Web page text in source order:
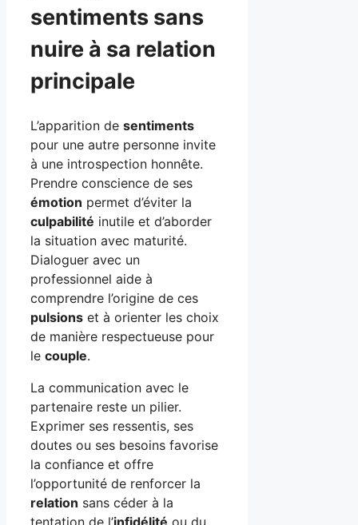
sentiments sans
nuire à sa relation
principale
L’apparition de sentiments
pour une autre personne invite
à une introspection honnête.
Prendre conscience de ses
émotion permet d’éviter la
culpabilité inutile et d’aborder
la situation avec maturité.
Dialoguer avec un
professionnel aide à
comprendre l’origine de ces
pulsions et à orienter les choix
de manière respectueuse pour
le couple.
La communication avec le
partenaire reste un pilier.
Exprimer ses ressentis, ses
doutes ou ses besoins favorise
la confiance et offre
l’opportunité de renforcer la
relation sans céder à la
tentation de l’infidélité ou du